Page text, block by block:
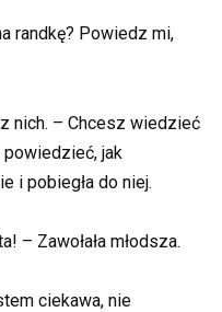
randkę? Powiedz mi,
nich. – Chcesz wiedzieć
powiedzieć, jak
i pobiegła do niej.
– Zawołała młodsza.
ciekawa, nie